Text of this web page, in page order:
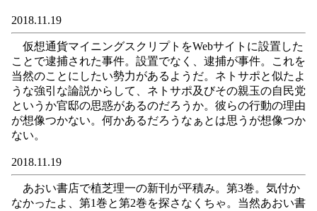
2018.11.19
仮想通貨マイニングスクリプトをWebサイトに設置した
ことで逮捕された事件。設置でなく、逮捕が事件。これを
当然のことにしたい勢力があるようだ。ネトサポと似たよ
うな強引な論説からして、ネトサポ及びその親玉の自民党
というか官邸の思惑があるのだろうか。彼らの行動の理由
が想像つかない。何かあるだろうなぁとは思うが想像つか
ない。
2018.11.19
あおい書店で植芝理一の新刊が平積み。第3巻。気付か
なかったよ、第1巻と第2巻を探さなくちゃ。当然あおい書